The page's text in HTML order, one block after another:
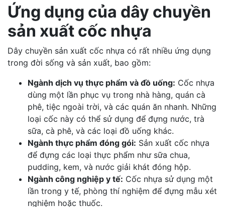
Ứng dụng của dây chuyền
sản xuất cốc nhựa
Dây chuyền sản xuất cốc nhựa có rất nhiều ứng dụng
trong đời sống và sản xuất, bao gồm:
Ngành dịch vụ thực phẩm và đồ uống: Cốc nhựa
dùng một lần phục vụ trong nhà hàng, quán cà
phê, tiệc ngoài trời, và các quán ăn nhanh. Những
loại cốc này có thể sử dụng để đựng nước, trà
sữa, cà phê, và các loại đồ uống khác.
Ngành thực phẩm đóng gói: Sản xuất cốc nhựa
để đựng các loại thực phẩm như sữa chua,
pudding, kem, và nước giải khát đóng hộp.
Ngành công nghiệp y tế: Cốc nhựa sử dụng một
lần trong y tế, phòng thí nghiệm để đựng mẫu xét
nghiệm hoặc thuốc.